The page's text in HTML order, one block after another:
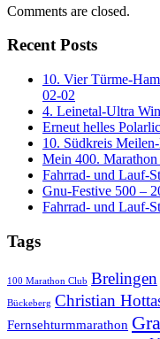
Comments are closed.
Recent Posts
10. Vier Türme-
02-02
4. Leinetal-Ultra
Erneut helles
10. Südkreis
Mein 400.
Fahrrad- und Lauf-
Gnu-Festive 500 –
Fahrrad- und Lauf-
Tags
100 Marathon Club Brelingen
Bückeberg Christian
Fernsehturmmarathon